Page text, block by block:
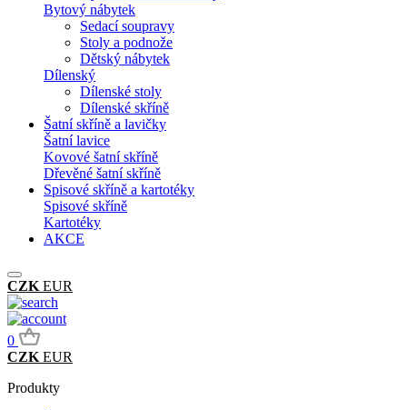
Bytový nábytek
Sedací soupravy
Stoly a podnože
Dětský nábytek
Dílenský
Dílenské stoly
Dílenské skříně
Šatní skříně a lavičky
Šatní lavice
Kovové šatní skříně
Dřevěné šatní skříně
Spisové skříně a kartotéky
Spisové skříně
Kartotéky
AKCE
CZK EUR
0
CZK EUR
Produkty